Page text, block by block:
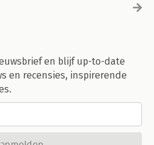
en blijf up-to-date
en recensies, inspirerende